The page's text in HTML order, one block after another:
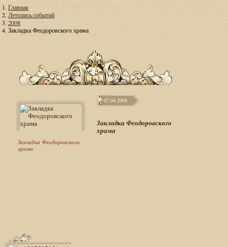
Главная
Летопись событий
2008
Закладка Феодоровского храма
Закладка Феодоровского
храма
07.04.2008
Закладка Феодоровского
храма